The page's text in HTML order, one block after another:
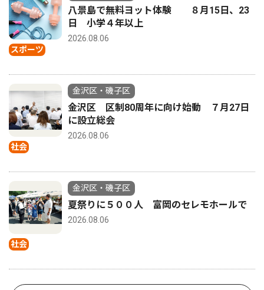
スポーツ
八景島で無料ヨット体験 ８月15日、23
日 小学４年以上
2026.08.06
社会
金沢区・磯子区
金沢区 区制80周年に向け始動 ７月27日
に設立総会
2026.08.06
社会
金沢区・磯子区
夏祭りに５００人 富岡のセレモホールで
2026.08.06